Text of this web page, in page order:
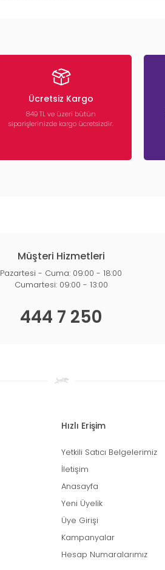
Ücretsiz Kargo
849 TL ve üzeri bütün
siparişlerinizde kargo ücretsizdir.
Müşteri Hizmetleri
Pazartesi - Cuma: 09:00 - 18:00
Cumartesi: 09:00 - 13:00
444 7 250
Hızlı Erişim
Yetkili Satıcı Belgelerimiz
İletişim
Anasayfa
Yeni Üyelik
Üye Girişi
Kampanyalar
Hesap Numaralarımız